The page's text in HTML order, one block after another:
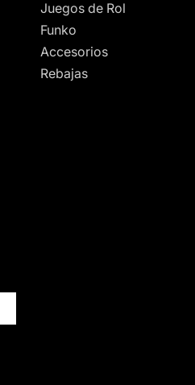
Juegos de Rol
Funko
Accesorios
Rebajas